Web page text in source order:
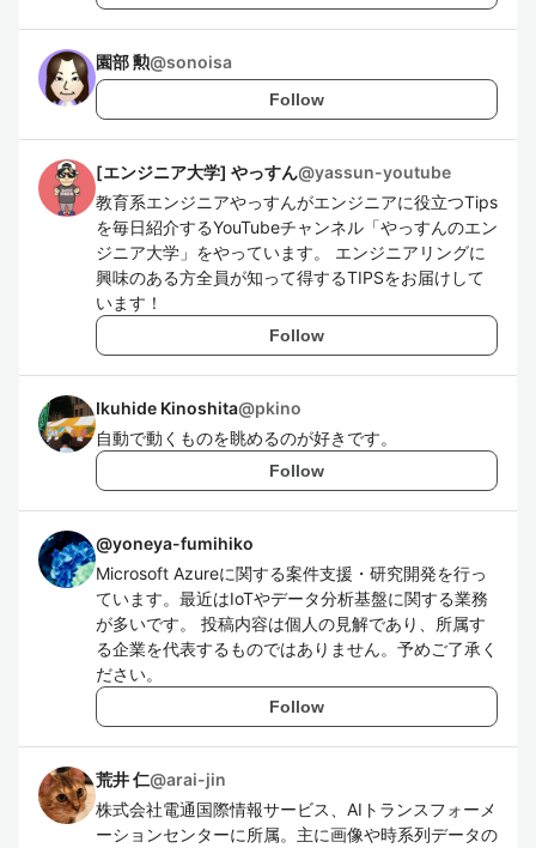
園部 勲@sonoisa
Follow
[エンジニア大学] やっすん@yassun-youtube
教育系エンジニアやっすんがエンジニアに役立つTips
を毎日紹介するYouTubeチャンネル「やっすんのエン
ジニア大学」をやっています。 エンジニアリングに
興味のある方全員が知って得するTIPSをお届けして
います！
Follow
Ikuhide Kinoshita@pkino
自動で動くものを眺めるのが好きです。
Follow
@yoneya-fumihiko
Microsoft Azureに関する案件支援・研究開発を行っ
ています。最近はIoTやデータ分析基盤に関する業務
が多いです。 投稿内容は個人の見解であり、所属す
る企業を代表するものではありません。予めご了承く
ださい。
Follow
荒井 仁@arai-jin
株式会社電通国際情報サービス、AIトランスフォーメ
ーションセンターに所属。主に画像や時系列データの